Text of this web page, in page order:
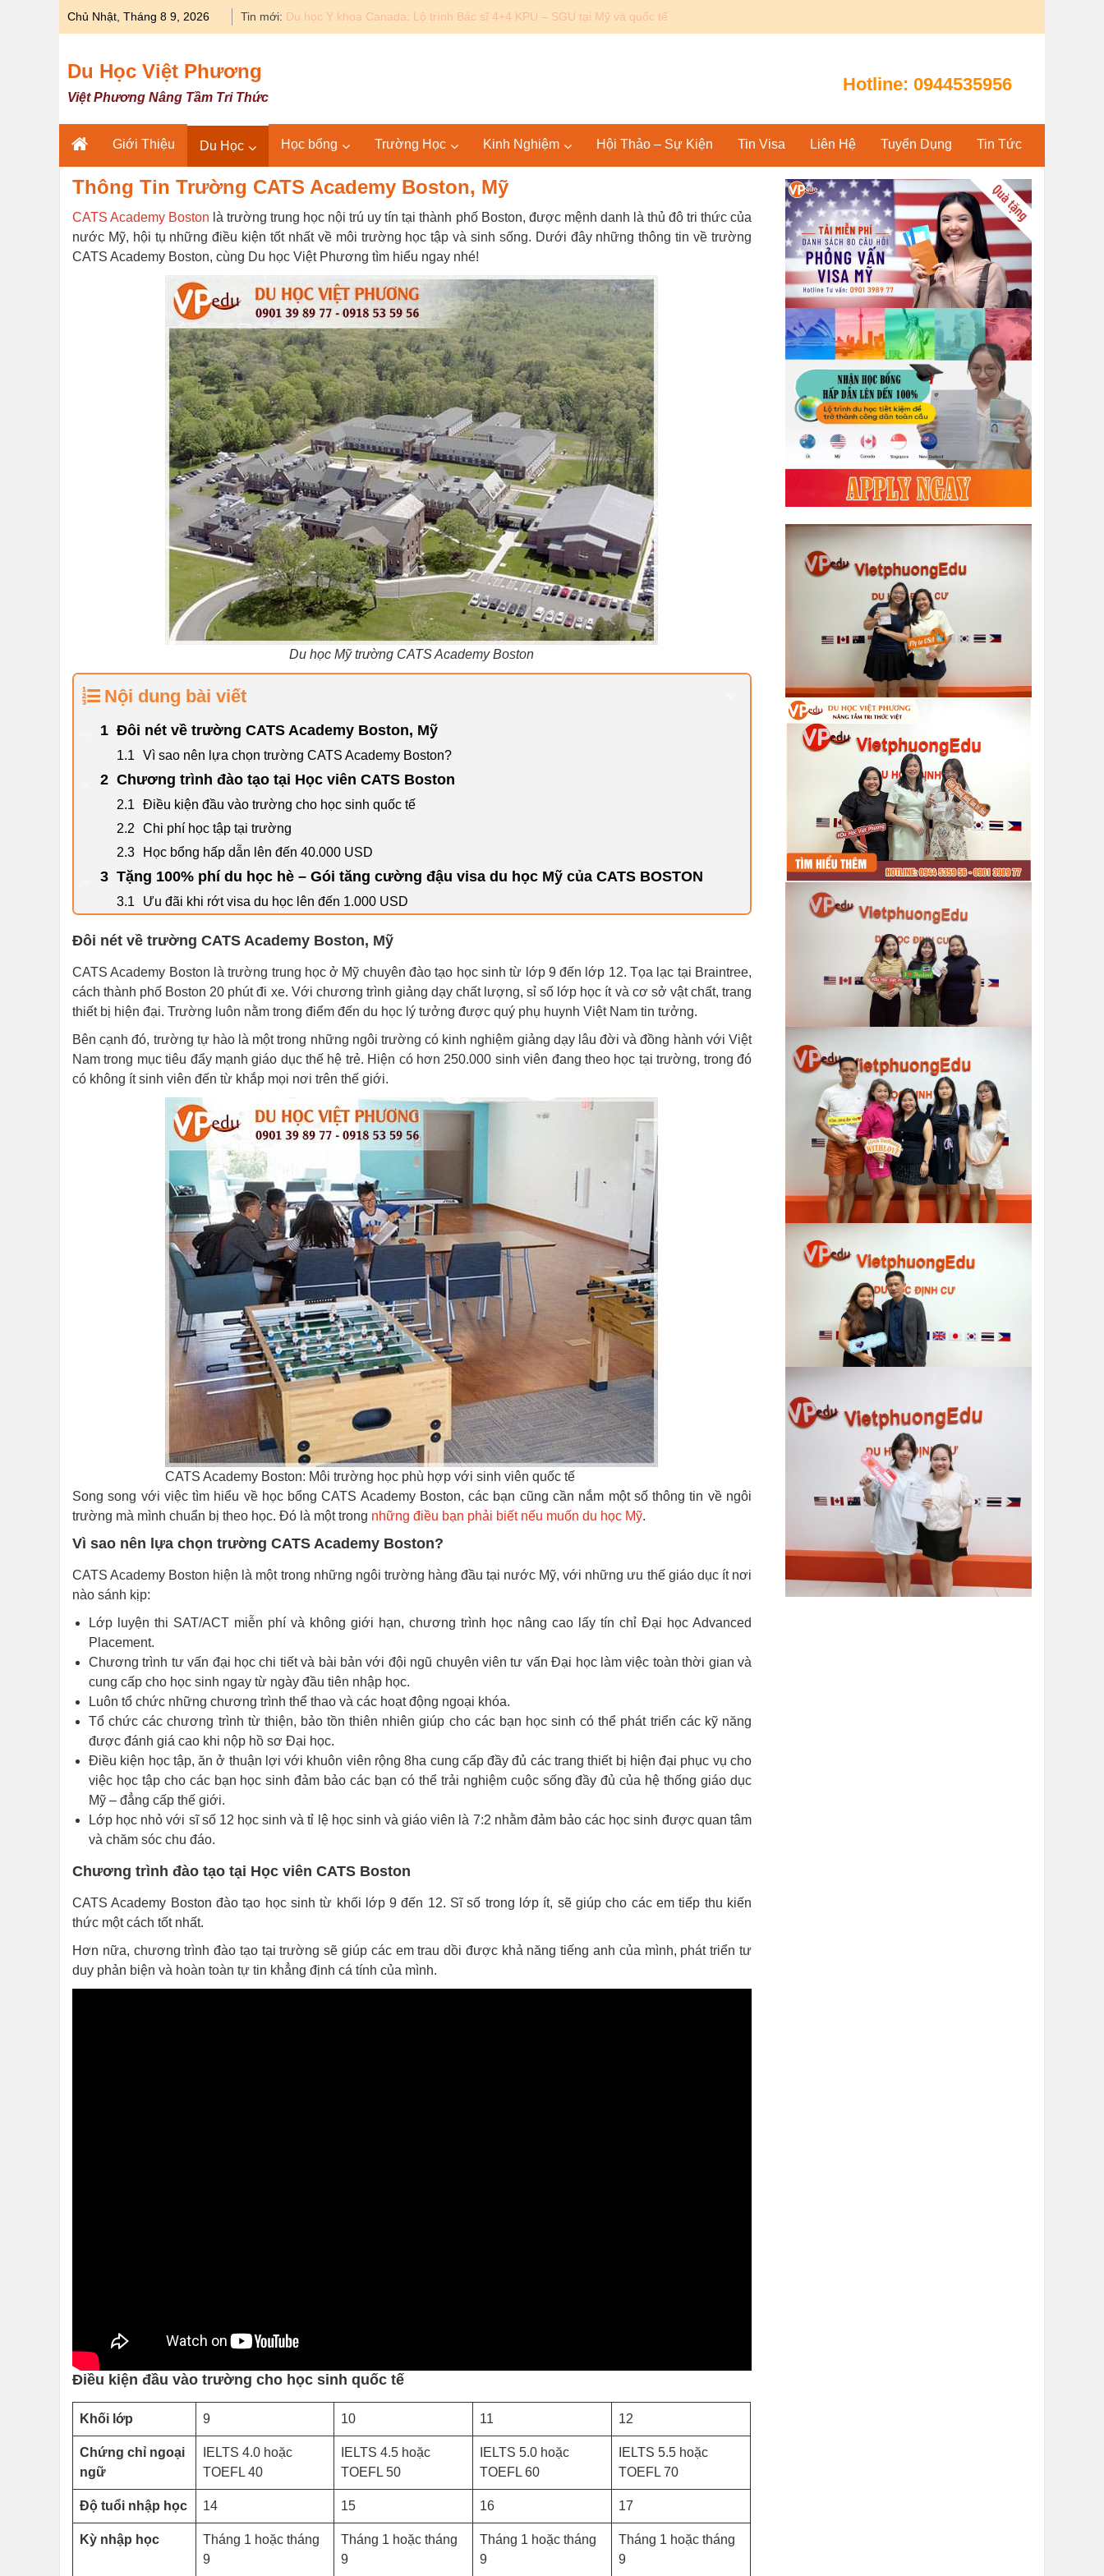
Chủ Nhật, Tháng 8 9, 2026 Tin mới: Du học Y khoa Canada: Lộ trình Bác sĩ 4+4 KPU – SGU tại Mỹ và quốc tế
Du Học Việt Phương
Việt Phương Nâng Tầm Tri Thức
Hotline: 0944535956
Giới Thiệu Du Học Học bổng Trường Học Kinh Nghiệm Hội Thảo – Sự Kiện Tin Visa Liên Hệ Tuyển Dụng Tin Tức
Thông Tin Trường CATS Academy Boston, Mỹ
CATS Academy Boston là trường trung học nội trú uy tín tại thành phố Boston, được mệnh danh là thủ đô tri thức của
nước Mỹ, hội tụ những điều kiện tốt nhất về môi trường học tập và sinh sống. Dưới đây những thông tin về trường
CATS Academy Boston, cùng Du học Việt Phương tìm hiểu ngay nhé!
Du học Mỹ trường CATS Academy Boston
Nội dung bài viết
Đôi nét về trường CATS Academy Boston, Mỹ
Vì sao nên lựa chọn trường CATS Academy Boston?
Chương trình đào tạo tại Học viên CATS Boston
Điều kiện đầu vào trường cho học sinh quốc tế
Chi phí học tập tại trường
Học bổng hấp dẫn lên đến 40.000 USD
Tặng 100% phí du học hè – Gói tăng cường đậu visa du học Mỹ của CATS BOSTON
Ưu đãi khi rớt visa du học lên đến 1.000 USD
Đôi nét về trường CATS Academy Boston, Mỹ
CATS Academy Boston là trường trung học ở Mỹ chuyên đào tạo học sinh từ lớp 9 đến lớp 12. Tọa lạc tại Braintree,
cách thành phố Boston 20 phút đi xe. Với chương trình giảng dạy chất lượng, sỉ số lớp học ít và cơ sở vật chất, trang
thiết bị hiện đại. Trường luôn nằm trong điểm đến du học lý tưởng được quý phụ huynh Việt Nam tin tưởng.
Bên cạnh đó, trường tự hào là một trong những ngôi trường có kinh nghiệm giảng dạy lâu đời và đồng hành với Việt
Nam trong mục tiêu đẩy mạnh giáo dục thế hệ trẻ. Hiện có hơn 250.000 sinh viên đang theo học tại trường, trong đó
có không ít sinh viên đến từ khắp mọi nơi trên thế giới.
CATS Academy Boston: Môi trường học phù hợp với sinh viên quốc tế
Song song với việc tìm hiểu về học bổng CATS Academy Boston, các bạn cũng cần nắm một số thông tin về ngôi
trường mà mình chuẩn bị theo học. Đó là một trong những điều bạn phải biết nếu muốn du học Mỹ.
Vì sao nên lựa chọn trường CATS Academy Boston?
CATS Academy Boston hiện là một trong những ngôi trường hàng đầu tại nước Mỹ, với những ưu thế giáo dục ít nơi
nào sánh kịp:
Lớp luyện thi SAT/ACT miễn phí và không giới hạn, chương trình học nâng cao lấy tín chỉ Đại học Advanced
Placement.
Chương trình tư vấn đại học chi tiết và bài bản với đội ngũ chuyên viên tư vấn Đại học làm việc toàn thời gian và
cung cấp cho học sinh ngay từ ngày đầu tiên nhập học.
Luôn tổ chức những chương trình thể thao và các hoạt động ngoại khóa.
Tổ chức các chương trình từ thiện, bảo tồn thiên nhiên giúp cho các bạn học sinh có thể phát triển các kỹ năng
được đánh giá cao khi nộp hồ sơ Đại học.
Điều kiện học tập, ăn ở thuận lợi với khuôn viên rộng 8ha cung cấp đầy đủ các trang thiết bị hiện đại phục vụ cho
việc học tập cho các bạn học sinh đảm bảo các bạn có thể trải nghiệm cuộc sống đầy đủ của hệ thống giáo dục
Mỹ – đẳng cấp thế giới.
Lớp học nhỏ với sĩ số 12 học sinh và tỉ lệ học sinh và giáo viên là 7:2 nhằm đảm bảo các học sinh được quan tâm
và chăm sóc chu đáo.
Chương trình đào tạo tại Học viên CATS Boston
CATS Academy Boston đào tạo học sinh từ khối lớp 9 đến 12. Sĩ số trong lớp ít, sẽ giúp cho các em tiếp thu kiến
thức một cách tốt nhất.
Hơn nữa, chương trình đào tạo tại trường sẽ giúp các em trau dồi được khả năng tiếng anh của mình, phát triển tư
duy phản biện và hoàn toàn tự tin khẳng định cá tính của mình.
Điều kiện đầu vào trường cho học sinh quốc tế
Khối lớp 9 10 11 12
Chứng chỉ ngoại
ngữ
IELTS 4.0 hoặc
TOEFL 40
IELTS 4.5 hoặc
TOEFL 50
IELTS 5.0 hoặc
TOEFL 60
IELTS 5.5 hoặc
TOEFL 70
Độ tuổi nhập học 14 15 16 17
Kỳ nhập học
Tháng 1 hoặc tháng
9
Tháng 1 hoặc tháng
9
Tháng 1 hoặc tháng
9
Tháng 1 hoặc tháng
9